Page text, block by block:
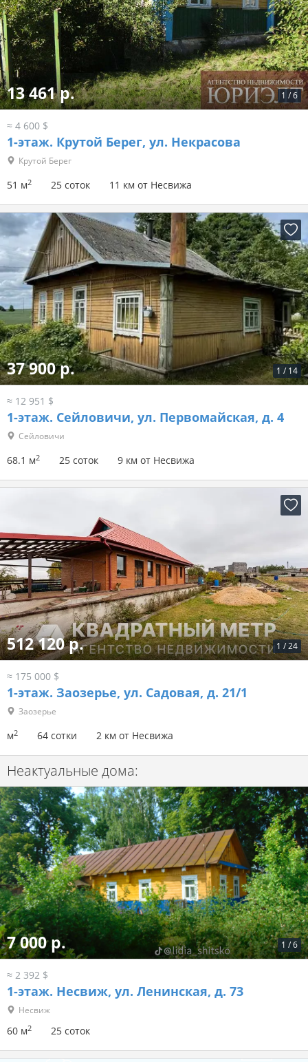
1 /6
13 461 р.
≈ 4 600 $
1-этаж. Крутой Берег, ул. Некрасова
Крутой Берег
51 м2 25 соток 11 км от Несвижа
1 / 14
37 900 р.
≈ 12 951 $
1-этаж. Сейловичи, ул. Первомайская, д. 4
Сейловичи
68.1 м2 25 соток 9 км от Несвижа
1 /24
512 120 р.
≈ 175 000 $
1-этаж. Заозерье, ул. Садовая, д. 21/1
Заозерье
м2 64 сотки 2 км от Несвижа
Неактуальные дома:
1 /6
7 000 р.
≈ 2 392 $
1-этаж. Несвиж, ул. Ленинская, д. 73
Несвиж
60 м2 25 соток